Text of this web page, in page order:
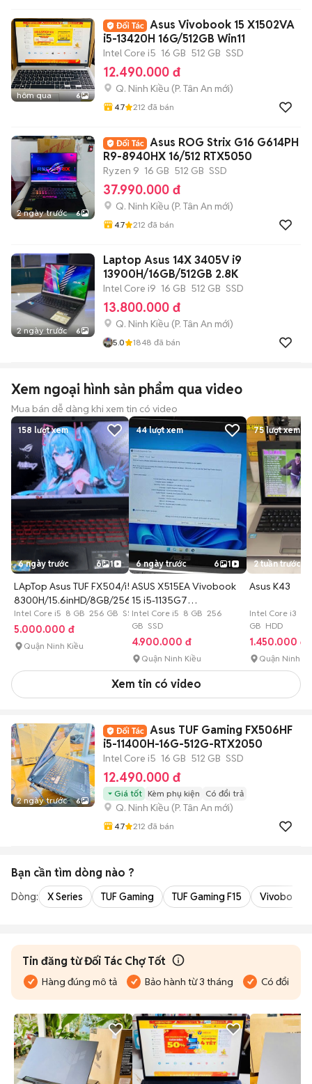
hôm qua 6
Asus Vivobook 15 X1502VA
i5-13420H 16G/512GB Win11
Intel Core i5 16 GB 512 GB SSD
12.490.000 đ
Q. Ninh Kiều (P. Tân An mới)
4.7 212 đã bán
2 ngày trước 6
Asus ROG Strix G16 G614PH
R9-8940HX 16/512 RTX5050
Ryzen 9 16 GB 512 GB SSD
37.990.000 đ
Q. Ninh Kiều (P. Tân An mới)
4.7 212 đã bán
2 ngày trước 6
Laptop Asus 14X 3405V i9
13900H/16GB/512GB 2.8K
Intel Core i9 16 GB 512 GB SSD
13.800.000 đ
Q. Ninh Kiều (P. Tân An mới)
5.0 1848 đã bán
Xem ngoại hình sản phẩm qua video
Mua bán dễ dàng khi xem tin có video
158 lượt xem
6 ngày trước 6 1
LApTop Asus TUF FX504/i5-
8300H/15.6inHD/8GB/256GB
Intel Core i5 8 GB 256 GB SSD
5.000.000 đ
Quận Ninh Kiều
44lượt xem
6 ngày trước 6 1
ASUS X515EA Vivobook
15 i5-1135G7
8GB/256GB
Intel Core i5 8 GB 256
GB SSD
4.900.000 đ
Quận Ninh Kiều
75lượt xem
2 tuần trước
Asus K43
Intel Core i3 4
GB HDD
1.450.000 đ
Quận Ninh
Xem tin có video
2 ngày trước 6
Asus TUF Gaming FX506HF
i5-11400H-16G-512G-RTX2050
Intel Core i5 16 GB 512 GB SSD
12.490.000 đ
Giá tốt Kèm phụ kiện Có đổi trả
Q. Ninh Kiều (P. Tân An mới)
4.7 212 đã bán
Bạn cần tìm dòng nào ?
Dòng: X Series TUF Gaming TUF Gaming F15 Vivobook
Tin đăng từ Đối Tác Chợ Tốt
Hàng đúng mô tả Bảo hành từ 3 tháng Có đổi trả